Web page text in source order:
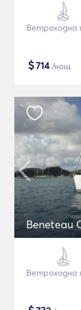
Ветроходна
$714/нощ
Beneteau
Ветроходна